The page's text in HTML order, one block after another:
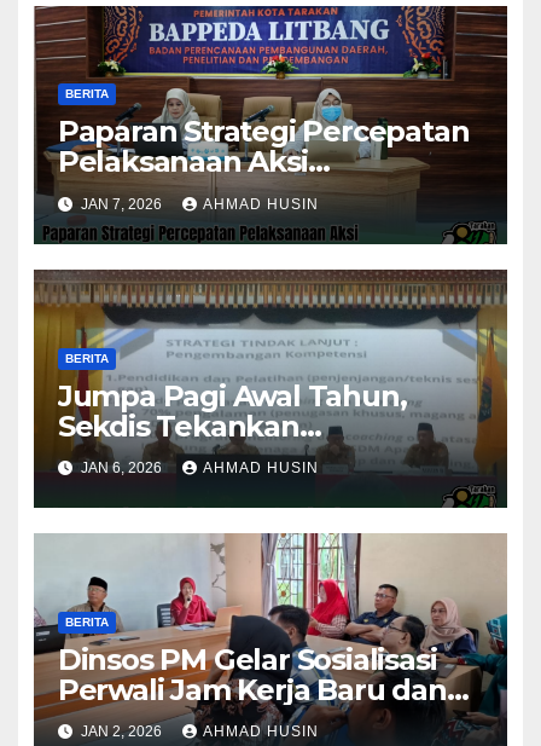
BERITA
Paparan Strategi Percepatan
Pelaksanaan Aksi
Konvergensi Penurunan
Stunting 2025
JAN 7, 2026 AHMAD HUSIN
BERITA
Jumpa Pagi Awal Tahun,
Sekdis Tekankan
Pengawasan Aset dan
Evaluasi Kinerja
Pemerintahan
JAN 6, 2026 AHMAD HUSIN
BERITA
Dinsos PM Gelar Sosialisasi
Perwali Jam Kerja Baru dan
Kinerja Tahun 2026
JAN 2, 2026 AHMAD HUSIN